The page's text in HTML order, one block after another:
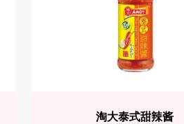
淘大泰式甜辣酱